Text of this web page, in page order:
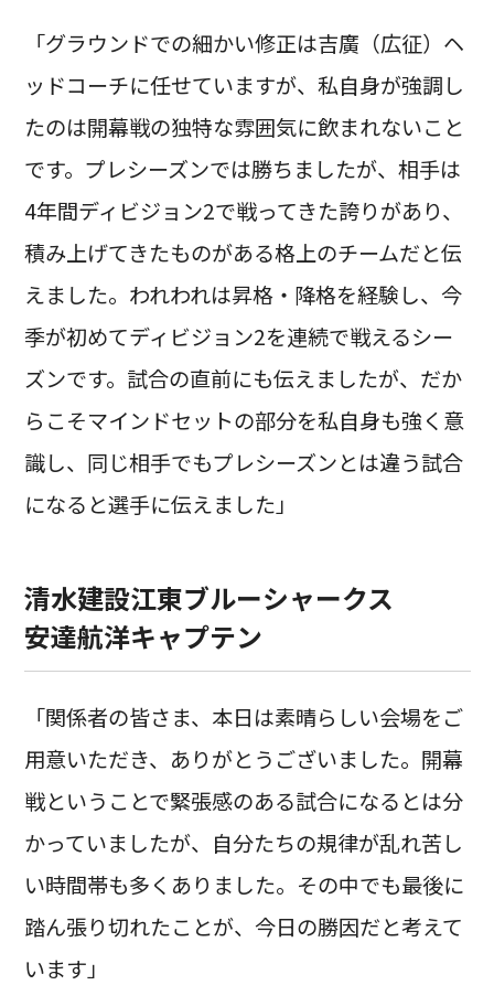
「グラウンドでの細かい修正は吉廣（広征）ヘ
ッドコーチに任せていますが、私自身が強調し
たのは開幕戦の独特な雰囲気に飲まれないこと
です。プレシーズンでは勝ちましたが、相手は
4年間ディビジョン2で戦ってきた誇りがあり、
積み上げてきたものがある格上のチームだと伝
えました。われわれは昇格・降格を経験し、今
季が初めてディビジョン2を連続で戦えるシー
ズンです。試合の直前にも伝えましたが、だか
らこそマインドセットの部分を私自身も強く意
識し、同じ相手でもプレシーズンとは違う試合
になると選手に伝えました」
清水建設江東ブルーシャークス
安達航洋キャプテン
「関係者の皆さま、本日は素晴らしい会場をご
用意いただき、ありがとうございました。開幕
戦ということで緊張感のある試合になるとは分
かっていましたが、自分たちの規律が乱れ苦し
い時間帯も多くありました。その中でも最後に
踏ん張り切れたことが、今日の勝因だと考えて
います」